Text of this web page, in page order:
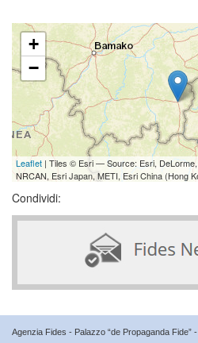
+
−
Leaflet | Tiles © Esri — Source: Esri,
NRCAN, Esri Japan, METI, Esri China (Hong
Condividi:
Agenzia Fides - Palazzo “de Propaganda Fide”